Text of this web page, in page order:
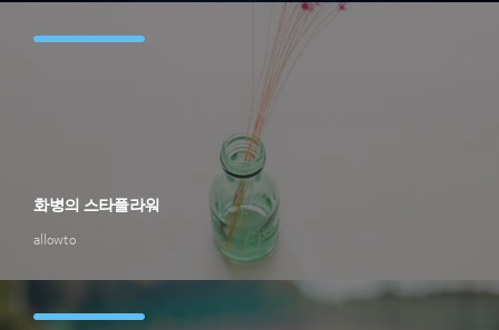
allowto
화병의 스타플라워